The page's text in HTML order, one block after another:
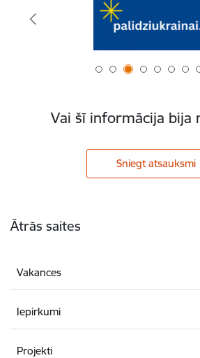
Vai šī informācija bija
Sniegt atsauksmi
Ātrās saites
Vakances
Iepirkumi
Projekti